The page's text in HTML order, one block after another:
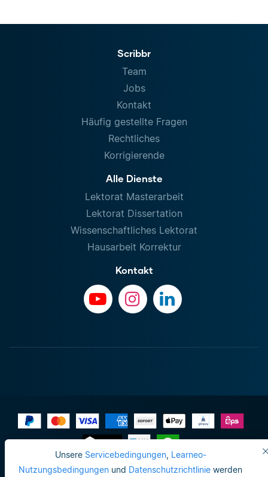
Unsere Servicebedingungen, Learneo-
Nutzungsbedingungen und Datenschutzrichtlinie werden
Scribbr
Team
Jobs
Kontakt
Häufig gestellte Fragen
Rechtliches
Korrigierende
Alle Dienste
Lektorat Masterarbeit
Lektorat Dissertation
Wissenschaftliches Lektorat
Hausarbeit Korrektur
Kontakt
Impressum